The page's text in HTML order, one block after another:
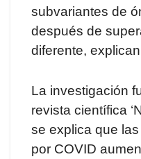
subvariantes de
después de
diferente,
La investigación
revista científica
se explica que
por COVID